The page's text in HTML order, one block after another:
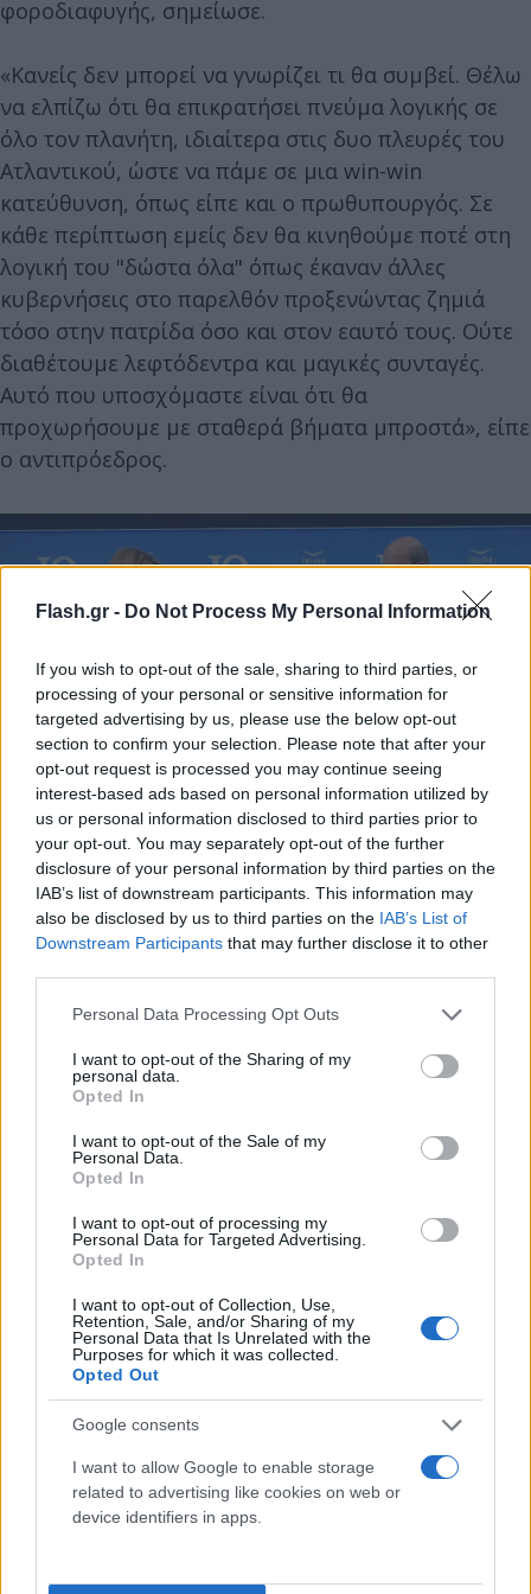
Flash.gr - Do Not Process My Personal Information
If you wish to opt-out of the sale, sharing to third parties, or
processing of your personal or sensitive information for
targeted advertising by us, please use the below opt-out
section to confirm your selection. Please note that after your
opt-out request is processed you may continue seeing
interest-based ads based on personal information utilized by
us or personal information disclosed to third parties prior to
your opt-out. You may separately opt-out of the further
disclosure of your personal information by third parties on the
IAB’s list of downstream participants. This information may
also be disclosed by us to third parties on the IAB’s List of
Downstream Participants that may further disclose it to other
Please note that this website/app uses one or more Google
not limited to your visit or usage behaviour. You may click to
grant or deny consent to Google and its third-party tags to
use your data for below specified purposes in below Google
consent section.
Personal Data Processing Opt Outs
I want to opt-out of the Sharing of my
personal data.
Opted In
I want to opt-out of the Sale of my
Personal Data.
Opted In
I want to opt-out of processing my
Personal Data for Targeted Advertising.
Opted In
I want to opt-out of Collection, Use,
Retention, Sale, and/or Sharing of my
Personal Data that Is Unrelated with the
Purposes for which it was collected.
Opted Out
Google consents
I want to allow Google to enable storage
related to advertising like cookies on web or
device identifiers in apps.
φοροδιαφυγής, σημείωσε.
«Κανείς δεν μπορεί να γνωρίζει τι θα συμβεί. Θέλω
να ελπίζω ότι θα επικρατήσει πνεύμα λογικής σε
όλο τον πλανήτη, ιδιαίτερα στις δυο πλευρές του
Ατλαντικού, ώστε να πάμε σε μια win-win
κατεύθυνση, όπως είπε και ο πρωθυπουργός. Σε
κάθε περίπτωση εμείς δεν θα κινηθούμε ποτέ στη
λογική του "δώστα όλα" όπως έκαναν άλλες
κυβερνήσεις στο παρελθόν προξενώντας ζημιά
τόσο στην πατρίδα όσο και στον εαυτό τους. Ούτε
διαθέτουμε λεφτόδεντρα και μαγικές συνταγές.
Αυτό που υποσχόμαστε είναι ότι θα
προχωρήσουμε με σταθερά βήματα μπροστά», είπε
ο αντιπρόεδρος.
Η δημοσιογράφος Σία Κοσσιώνη συνομιλεί με τον κ. Κωστή Χατζηδάκη στο 10ο
Οικονομικό Φόρουμ των Δελφών/Φωτ. EUROKINISSI
Ο κ. Χατζηδάκης επεσήμανε εξάλλου την ανάγκη ο
μέλλον. «Υπάρχει η θεωρία, να επικεντρωθούμε
στην απουσία εναλλακτικών λύσεων και να πούμε
ότι θα ήταν άδικο να πάνε χαμένες οι θυσίες και οι
προσπάθειες των πολιτών. Πράγματι θα ήταν
μέρος της προσπάθειας. Οι πολίτες θα επιλέξουν
τη ΝΔ για αυτό που μπορεί να προσφέρει από εδώ
και πέρα. Πουθενά στον κόσμο οι πολίτες δεν
ψηφίζουν τόσο από ευγνωμοσύνη, όσο από
προσδοκία. Θα επιχειρήσουμε λοιπόν να κάνουμε
πιο σαφές το κυβερνητικό έργο. Να δείξουμε
συγκεκριμένα ότι και "εδώ κάτι αλλάζει". Και να
δείξουμε ότι σε εμάς μπορεί κανείς να ακουμπήσει
κανείς στο μέλλον, πολύ περισσότερο από
οποιονδήποτε άλλον. Να μη φοβηθούμε τις
ποδηλατούν, πέφτουν και να μιλάμε όχι μόνο στη